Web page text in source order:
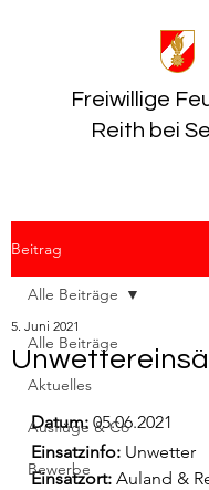
Freiwillige
Reith bei
Beitrag
Alle Beiträge
Aktuelles
Ausflüge & Co
Bewerbe
Alle Beiträge
5. Juni 2021
Datum: 05.06.2021
Einsatzinfo: Unwetter
Einsatzort: Auland &